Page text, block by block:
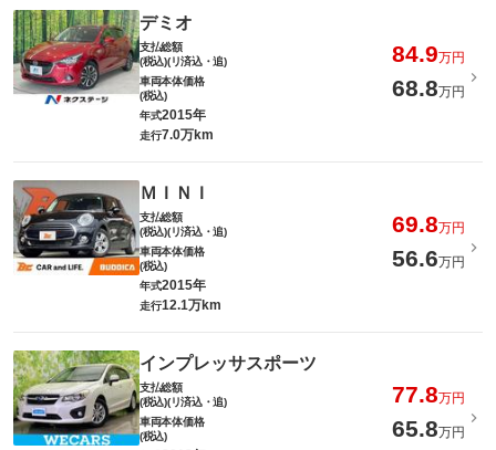
デミオ
支払総額
(税込)(リ済込・追)
84.9万円
車両本体価格
(税込)
68.8万円
年式2015年
走行7.0万km
ＭＩＮＩ
支払総額
(税込)(リ済込・追)
69.8万円
車両本体価格
(税込)
56.6万円
年式2015年
走行12.1万km
インプレッサスポーツ
支払総額
(税込)(リ済込・追)
77.8万円
車両本体価格
(税込)
65.8万円